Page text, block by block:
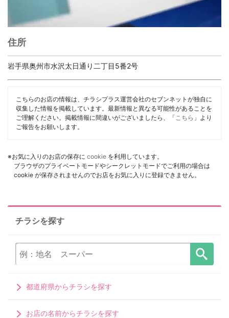
住所
岩手県奥州市水沢太日通り二丁目5番2号
こちらのお店の情報は、チラシプラス運営会社のセブンネットが独自に
収集した情報を掲載しています。最新情報と異なる可能性があることを
ご理解ください。掲載情報に間違いがございましたら、「 こちら 」より
ご報告をお願いします。
※お気に入りのお店の保存に cookie を利用しています。
ブラウザのプライベートモードやシークレットモードでご利用の場合は
cookie が保存されませんのでお店をお気に入りに登録できません。
チラシを探す
都道府県からチラシを探す
お店の名前からチラシを探す